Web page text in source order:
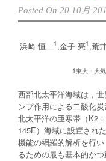
Posted On 20 10月
浜崎 恒二 1 ,金子 亮1 ,荒
1東大・大
西部北太平洋海域は，
ンプ作用による二酸化
北太平洋の亜寒帯（K2
145E）海域に設置され
機能の網羅的解析を行
るための最も基本的か